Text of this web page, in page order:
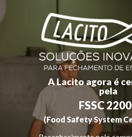
A Lacito agora é
pela
FSSC
(Food Safety System